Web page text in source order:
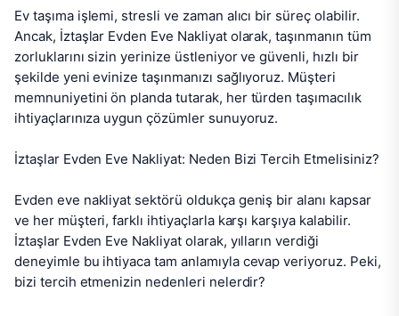
Ev taşıma işlemi, stresli ve zaman alıcı bir süreç olabilir.
Ancak, İztaşlar Evden Eve Nakliyat olarak, taşınmanın tüm
zorluklarını sizin yerinize üstleniyor ve güvenli, hızlı bir
şekilde yeni evinize taşınmanızı sağlıyoruz. Müşteri
memnuniyetini ön planda tutarak, her türden taşımacılık
ihtiyaçlarınıza uygun çözümler sunuyoruz.
İztaşlar Evden Eve Nakliyat: Neden Bizi Tercih Etmelisiniz?
Evden eve nakliyat sektörü oldukça geniş bir alanı kapsar
ve her müşteri, farklı ihtiyaçlarla karşı karşıya kalabilir.
İztaşlar Evden Eve Nakliyat olarak, yılların verdiği
deneyimle bu ihtiyaca tam anlamıyla cevap veriyoruz. Peki,
bizi tercih etmenizin nedenleri nelerdir?